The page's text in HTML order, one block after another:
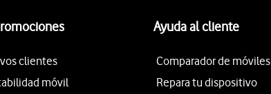
clientes
móvil
Ayuda al cliente
Comparador de móviles
Repara tu dispositivo